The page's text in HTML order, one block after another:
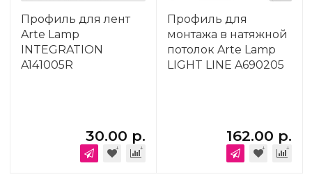
Профиль для лент
Arte Lamp
INTEGRATION
A141005R
30.00 р.
Профиль для
монтажа в натяжной
потолок Arte Lamp
LIGHT LINE A690205
162.00 р.